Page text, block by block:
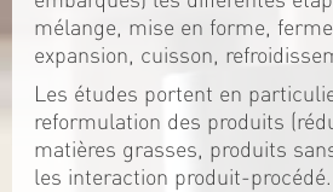
mélange, mise en forme,
expansion, cuisson,
Les études portent en
reformulation des produits
matières grasses, produits
les interaction produit-procédé.